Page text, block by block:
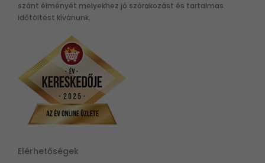
szánt élményét melyekhez jó szórakozást és tartalmas
időtöltést kívánunk.
Elérhetőségek